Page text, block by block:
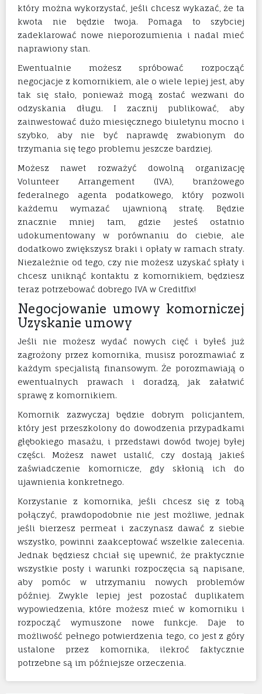
który można wykorzystać, jeśli chcesz wykazać, że ta
kwota nie będzie twoja. Pomaga to szybciej
zadeklarować nowe nieporozumienia i nadal mieć
naprawiony stan.
Ewentualnie możesz spróbować rozpocząć
negocjacje z komornikiem, ale o wiele lepiej jest, aby
tak się stało, ponieważ mogą zostać wezwani do
odzyskania długu. I zacznij publikować, aby
zainwestować dużo miesięcznego biuletynu mocno i
szybko, aby nie być naprawdę zwabionym do
trzymania się tego problemu jeszcze bardziej.
Możesz nawet rozważyć dowolną organizację
Volunteer Arrangement (IVA), branżowego
federalnego agenta podatkowego, który pozwoli
każdemu wymazać ujawnioną stratę. Będzie
znacznie mniej tam, gdzie jesteś ostatnio
udokumentowany w porównaniu do ciebie, ale
dodatkowo zwiększysz braki i opłaty w ramach straty.
Niezależnie od tego, czy nie możesz uzyskać spłaty i
chcesz uniknąć kontaktu z komornikiem, będziesz
teraz potrzebować dobrego IVA w Creditfix!
Negocjowanie umowy komorniczej
Uzyskanie umowy
Jeśli nie możesz wydać nowych cięć i byłeś już
zagrożony przez komornika, musisz porozmawiać z
każdym specjalistą finansowym. Że porozmawiają o
ewentualnych prawach i doradzą, jak załatwić
sprawę z komornikiem.
Komornik zazwyczaj będzie dobrym policjantem,
który jest przeszkolony do dowodzenia przypadkami
głębokiego masażu, i przedstawi dowód twojej byłej
części. Możesz nawet ustalić, czy dostają jakieś
zaświadczenie komornicze, gdy skłonią ich do
ujawnienia konkretnego.
Korzystanie z komornika, jeśli chcesz się z tobą
połączyć, prawdopodobnie nie jest możliwe, jednak
jeśli bierzesz permeat i zaczynasz dawać z siebie
wszystko, powinni zaakceptować wszelkie zalecenia.
Jednak będziesz chciał się upewnić, że praktycznie
wszystkie posty i warunki rozpoczęcia są napisane,
aby pomóc w utrzymaniu nowych problemów
później. Zwykle lepiej jest pozostać duplikatem
wypowiedzenia, które możesz mieć w komorniku i
rozpocząć wymuszone nowe funkcje. Daje to
możliwość pełnego potwierdzenia tego, co jest z góry
ustalone przez komornika, ilekroć faktycznie
potrzebne są im późniejsze orzeczenia.